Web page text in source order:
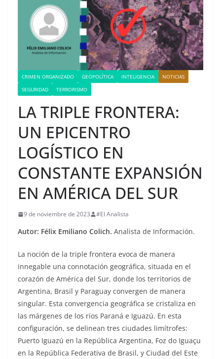
CRIMEN ORGANIZADO GEOPOLÍTICA INTELIGENCIA
NOTICIAS
SEGURIDAD
TERRORISMO
LA TRIPLE FRONTERA:
UN EPICENTRO
LOGÍSTICO EN
CONSTANTE EXPANSIÓN
EN AMÉRICA DEL SUR
9 de noviembre de 2023 #El Analista
Autor: Félix Emiliano Colich. Analista de Información.
La noción de la triple frontera evoca de manera
innegable una connotación geográfica, situada en el
corazón de América del Sur, donde los territorios de
Argentina, Brasil y Paraguay convergen de manera
singular. Esta convergencia geográfica se cristaliza en
las márgenes de los ríos Paraná e Iguazú. En esta
configuración, se delinean tres ciudades limítrofes:
Puerto Iguazú en la República Argentina, Foz do Iguaçu
en la República Federativa de Brasil, y Ciudad del Este